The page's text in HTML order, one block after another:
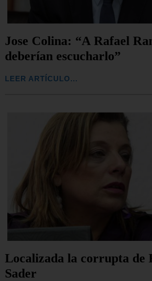
Jose Colina: “A Rafael
deberían escucharlo”
LEER ARTÍCULO...
Localizada la corrupta de
Sader